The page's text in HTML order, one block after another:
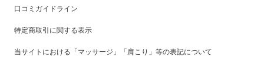
口コミガイドライン
特定商取引に関する表示
当サイトにおける「マッサージ」「肩こり」等の表記について